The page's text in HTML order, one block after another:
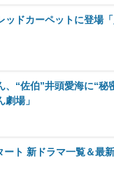
ドカーペットに登場
、“佐伯”井頭愛海に“
場」
ート 新ドラマ一覧＆最